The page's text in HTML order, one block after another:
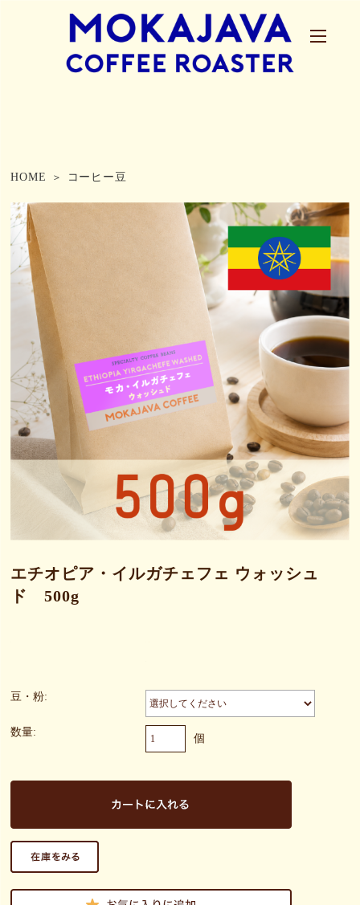
HOME コーヒー豆
エチオピア・イルガチェフェ ウォッシュ
ド 500g
豆・粉:
数量: 個